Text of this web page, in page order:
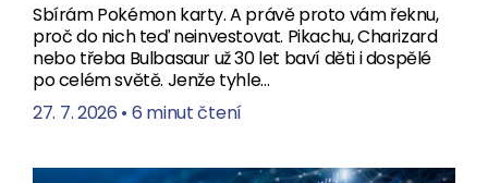
Sbírám Pokémon karty. A právě proto vám řeknu,
proč do nich teď neinvestovat. Pikachu, Charizard
nebo třeba Bulbasaur už 30 let baví děti i dospělé
po celém světě. Jenže tyhle…
27. 7. 2026 • 6 minut čtení